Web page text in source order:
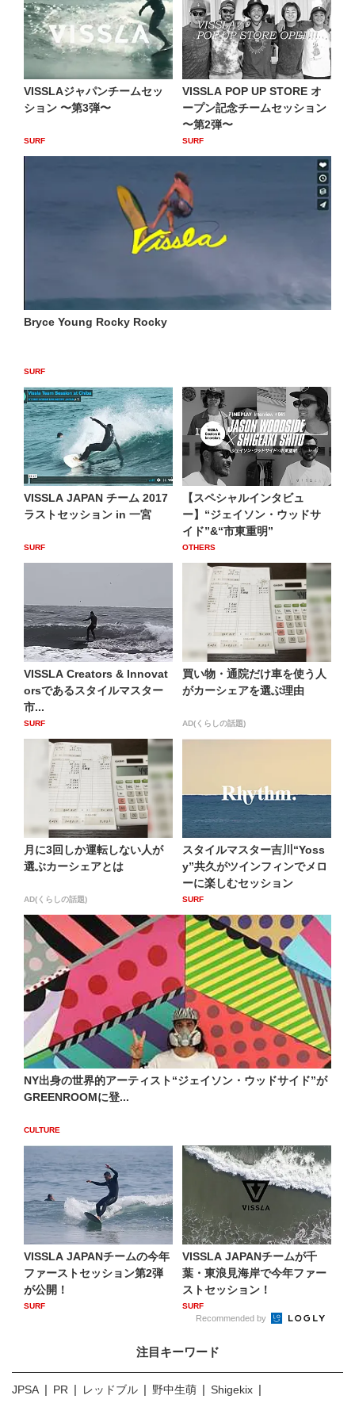
VISSLAジャパンチームセッ
ション 〜第3弾〜
SURF
VISSLA POP UP STORE オ
ープン記念チームセッション
〜第2弾〜
SURF
Bryce Young Rocky Rocky
SURF
VISSLA JAPAN チーム 2017
ラストセッション in 一宮
SURF
【スペシャルインタビュ
ー】“ジェイソン・ウッドサ
イド”&“市東重明”
OTHERS
VISSLA Creators & Innovat
orsであるスタイルマスター
市...
SURF
買い物・通院だけ車を使う人
がカーシェアを選ぶ理由
AD(くらしの話題)
月に3回しか運転しない人が
選ぶカーシェアとは
AD(くらしの話題)
スタイルマスター吉川“Yoss
y”共久がツインフィンでメロ
ーに楽しむセッション
SURF
NY出身の世界的アーティスト“ジェイソン・ウッドサイド”が
GREENROOMに登...
CULTURE
VISSLA JAPANチームの今年
ファーストセッション第2弾
が公開！
SURF
VISSLA JAPANチームが千
葉・東浪見海岸で今年ファー
ストセッション！
SURF
Recommended by
注目キーワード
JPSA PR レッドブル 野中生萌
Shigekix